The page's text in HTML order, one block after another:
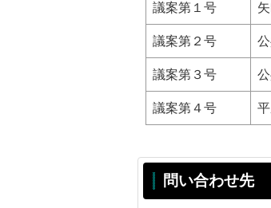
議案第１号
議案第２号
議案第３号
議案第４号
問い合わせ先